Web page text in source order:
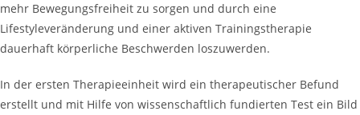
mehr Bewegungsfreiheit zu sorgen und durch eine
Lifestyleveränderung und einer aktiven Trainingstherapie
dauerhaft körperliche Beschwerden loszuwerden.
In der ersten Therapieeinheit wird ein therapeutischer Befund
erstellt und mit Hilfe von wissenschaftlich fundierten Test ein Bild